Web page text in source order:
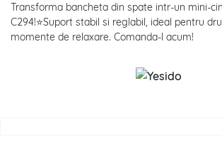
Transforma bancheta din spate intr-un mini-
C294!⭐Suport stabil si reglabil, ideal pentru
momente de relaxare. Comanda-l acum!